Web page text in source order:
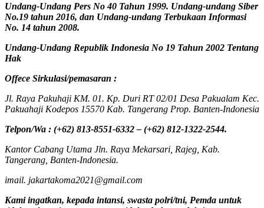
Undang-Undang Pers No 40 Tahun 1999. Undang-undang Siber
No.19 tahun 2016, dan Undang-undang Terbukaan Informasi
No. 14 tahun 2008.
Undang-Undang Republik Indonesia No 19 Tahun 2002 Tentang
Hak
Offece Sirkulasi/pemasaran :
Jl. Raya Pakuhaji KM. 01. Kp. Duri RT 02/01 Desa Pakualam Kec.
Pakuahaji Kodepos 15570 Kab. Tangerang Prop. Banten-Indonesia
Telpon/Wa : (+62) 813-8551-6332 – (+62) 812-1322-2544.
Kantor Cabang Utama Jln. Raya Mekarsari, Rajeg, Kab.
Tangerang, Banten-Indonesia.
imail. jakartakoma2021@gmail.com
Kami ingatkan, kepada intansi, swasta polri/tni, Pemda untuk